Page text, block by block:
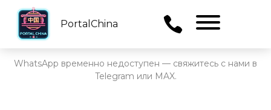
PortalChina
WhatsApp временно недоступен — свяжитесь с нами в
Telegram или MAX.